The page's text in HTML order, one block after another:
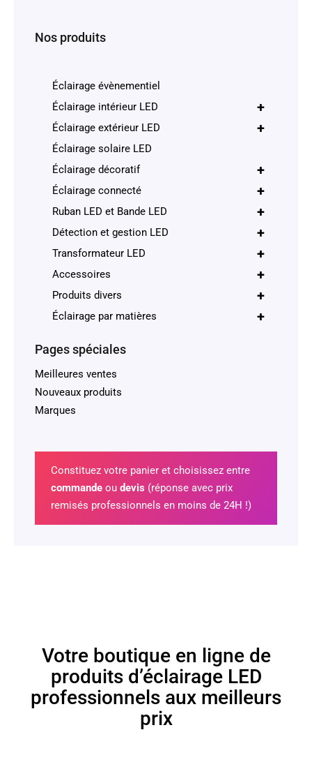
Nos produits
Éclairage évènementiel
+
Éclairage intérieur LED
+
Éclairage extérieur LED
Éclairage solaire LED
+
Éclairage décoratif
+
Éclairage connecté
+
Ruban LED et Bande LED
+
Détection et gestion LED
+
Transformateur LED
+
Accessoires
+
Produits divers
+
Éclairage par matières
Pages spéciales
Meilleures ventes
Nouveaux produits
Marques
Constituez votre panier et choisissez entre
commandeou devis (réponse avec prix
remisés professionnels en moins de 24H !)
Votre boutique en ligne de
produits d’éclairage LED
professionnels aux meilleurs
prix